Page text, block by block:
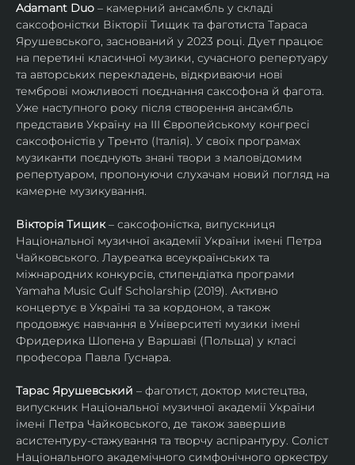
Adamant Duo – камерний ансамбль у складі
саксофоністки Вікторії Тищик та фаготиста Тараса
Ярушевського, заснований у 2023 році. Дует працює
на перетині класичної музики, сучасного репертуару
та авторських перекладень, відкриваючи нові
темброві можливості поєднання саксофона й фагота.
Уже наступного року після створення ансамбль
представив Україну на ІІІ Європейському конгресі
саксофоністів у Тренто (Італія). У своїх програмах
музиканти поєднують знані твори з маловідомим
репертуаром, пропонуючи слухачам новий погляд на
камерне музикування.
Вікторія Тищик – саксофоністка, випускниця
Національної музичної академії України імені Петра
Чайковського. Лауреатка всеукраїнських та
міжнародних конкурсів, стипендіатка програми
Yamaha Music Gulf Scholarship (2019). Активно
концертує в Україні та за кордоном, а також
продовжує навчання в Університеті музики імені
Фридерика Шопена у Варшаві (Польща) у класі
професора Павла Гуснара.
Тарас Ярушевський – фаготист, доктор мистецтва,
випускник Національної музичної академії України
імені Петра Чайковського, де також завершив
асистентуру-стажування та творчу аспірантуру. Соліст
Національного академічного симфонічного оркестру